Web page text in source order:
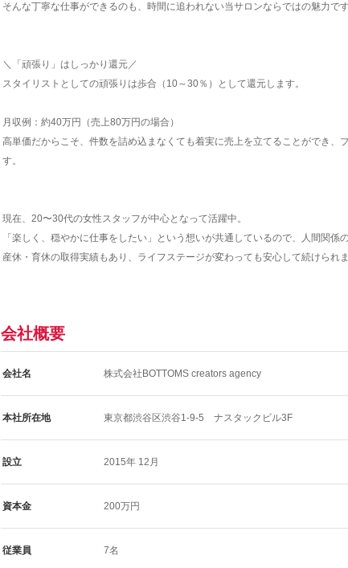
そんな丁寧な仕事ができるのも、時間に追われない当サロンならではの魅力です
＼「頑張り」はしっかり還元／
スタイリストとしての頑張りは歩合（10～30％）として還元します。
月収例：約40万円（売上80万円の場合）
高単価だからこそ、件数を詰め込まなくても着実に売上を立てることができ、
す。
現在、20〜30代の女性スタッフが中心となって活躍中。
「楽しく、穏やかに仕事をしたい」という想いが共通しているので、人間関係
産休・育休の取得実績もあり、ライフステージが変わっても安心して続けられま
会社概要
会社名 株式会社BOTTOMS creators agency
本社所在地 東京都渋谷区渋谷1-9-5 ナスタックビル3F
設立 2015年 12月
資本金 200万円
従業員 7名